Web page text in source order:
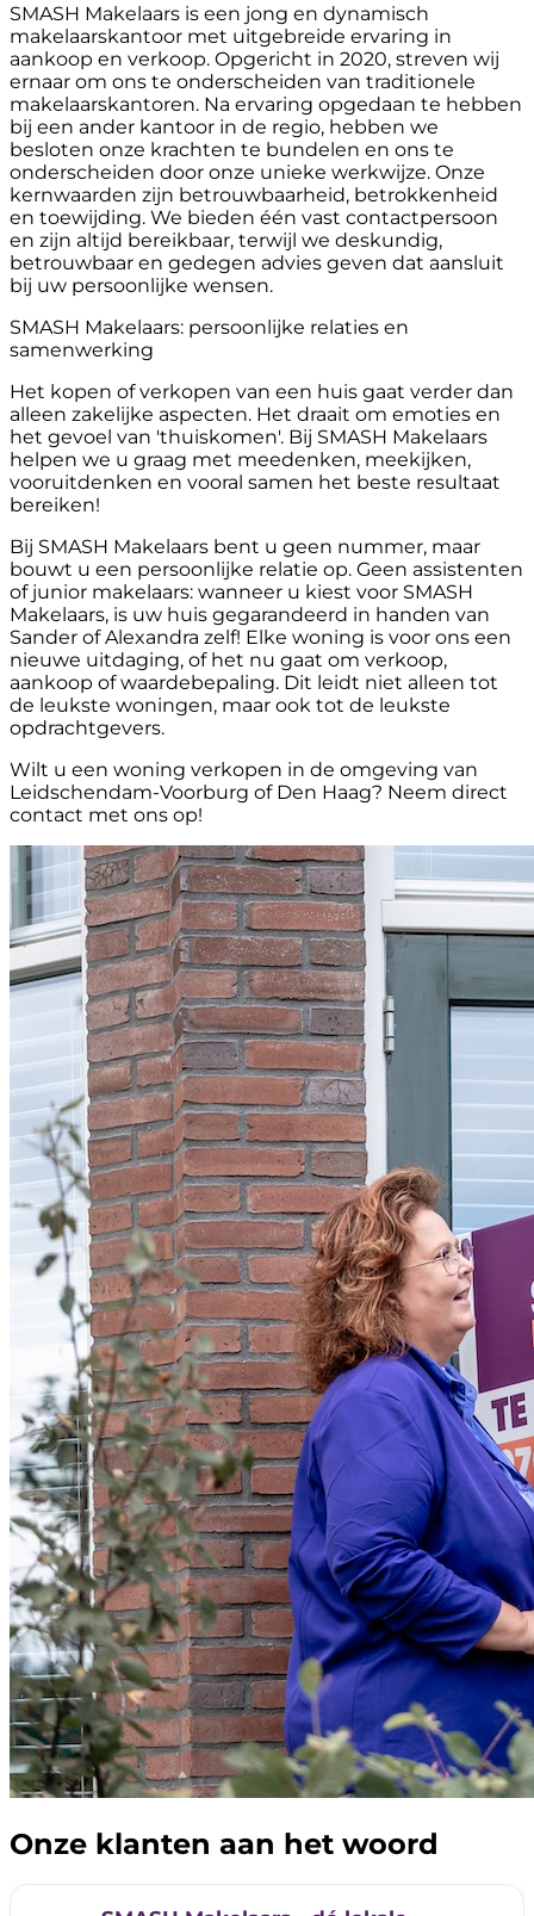
SMASH Makelaars is een jong en dynamisch
makelaarskantoor met uitgebreide ervaring in
aankoop en verkoop. Opgericht in 2020, streven wij
ernaar om ons te onderscheiden van traditionele
makelaarskantoren. Na ervaring opgedaan te hebben
bij een ander kantoor in de regio, hebben we
besloten onze krachten te bundelen en ons te
onderscheiden door onze unieke werkwijze. Onze
kernwaarden zijn betrouwbaarheid, betrokkenheid
en toewijding. We bieden één vast contactpersoon
en zijn altijd bereikbaar, terwijl we deskundig,
betrouwbaar en gedegen advies geven dat aansluit
bij uw persoonlijke wensen.
SMASH Makelaars: persoonlijke relaties en
samenwerking
Het kopen of verkopen van een huis gaat verder dan
alleen zakelijke aspecten. Het draait om emoties en
het gevoel van 'thuiskomen'. Bij SMASH Makelaars
helpen we u graag met meedenken, meekijken,
vooruitdenken en vooral samen het beste resultaat
bereiken!
Bij SMASH Makelaars bent u geen nummer, maar
bouwt u een persoonlijke relatie op. Geen assistenten
of junior makelaars: wanneer u kiest voor SMASH
Makelaars, is uw huis gegarandeerd in handen van
Sander of Alexandra zelf! Elke woning is voor ons een
nieuwe uitdaging, of het nu gaat om verkoop,
aankoop of waardebepaling. Dit leidt niet alleen tot
de leukste woningen, maar ook tot de leukste
opdrachtgevers.
Wilt u een woning verkopen in de omgeving van
Leidschendam-Voorburg of Den Haag? Neem direct
contact met ons op!
Onze klanten aan het woord